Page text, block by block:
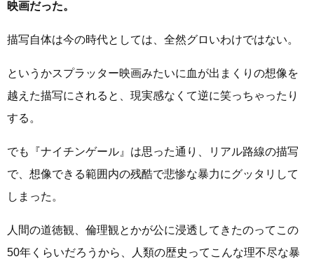
映画だった。
描写自体は今の時代としては、全然グロいわけではない。
というかスプラッター映画みたいに血が出まくりの想像を
越えた描写にされると、現実感なくて逆に笑っちゃったり
する。
でも『ナイチンゲール』は思った通り、リアル路線の描写
で、想像できる範囲内の残酷で悲惨な暴力にグッタリして
しまった。
人間の道徳観、倫理観とかが公に浸透してきたのってこの
50年くらいだろうから、人類の歴史ってこんな理不尽な暴